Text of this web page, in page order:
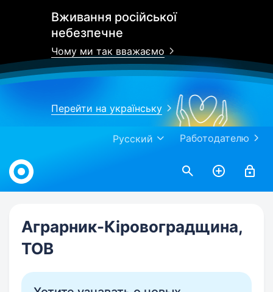
Вживання російської
небезпечне
Чому ми так вважаємо
Перейти на українську
Работодателю
Русский
Work.ua
Аграрник-Кіровоградщина,
ТОВ